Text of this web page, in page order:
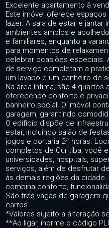
Excelente apartamento à
Este imóvel oferece
lazer. A sala de estar e jantar
ambientes amplos e
e familiares, enquanto a
para momentos de
celebrar ocasiões especiais.
de serviço completam a
um lavabo e um banheiro de
Na área íntima, são 4
oferecendo conforto e
banheiro social. O imóvel
garagem, garantindo
O edifício dispõe de
estar, incluindo salão de
jogos e portaria 24 horas.
completos de Curitiba, você
universidades, hospitais,
serviços, além de desfrutar
às demais regiões da
combina conforto,
São três vagas de garagem
carros.
*Valores sujeito a alteração
**Ao ligar, inorme o código